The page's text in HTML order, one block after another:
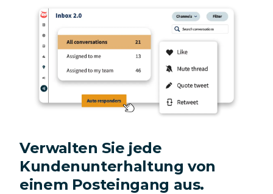
Verwalten Sie jede
Kundenunterhaltung von
einem Posteingang aus.